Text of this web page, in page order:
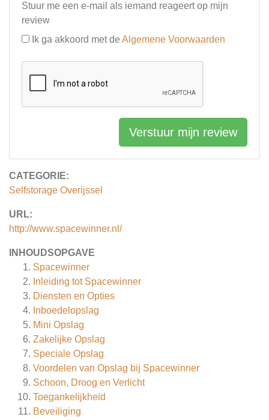
CATEGORIE:
Selfstorage Overijssel
URL:
http://www.spacewinner.nl/
INHOUDSOPGAVE
Spacewinner
Inleiding tot Spacewinner
Diensten en Opties
Inboedelopslag
Mini Opslag
Zakelijke Opslag
Speciale Opslag
Voordelen van Opslag bij Spacewinner
Schoon, Droog en Verlicht
Toegankelijkheid
Beveiliging
Stuur me een e-mail als iemand reageert op mijn
review
Ik ga akkoord met de Algemene Voorwaarden
Verstuur mijn review